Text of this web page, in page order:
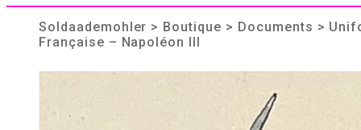
Soldaademohler > Boutique > Documents >
Française – Napoléon III